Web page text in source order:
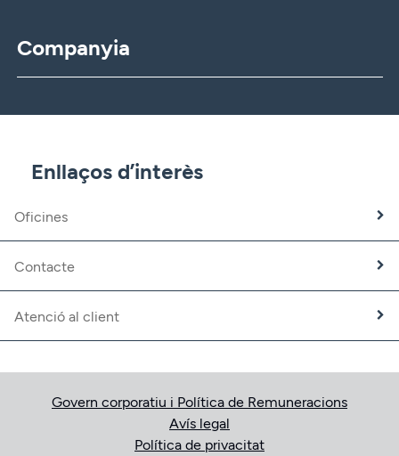
Companyia
CBNK Gestió d’Actius
Banca Partner
Treballa amb nosaltres
Fundació CBNK
Enllaços d’interès
Oficines
Contacte
Atenció al client
Govern corporatiu i Política de Remuneracions
Avís legal
Política de privacitat